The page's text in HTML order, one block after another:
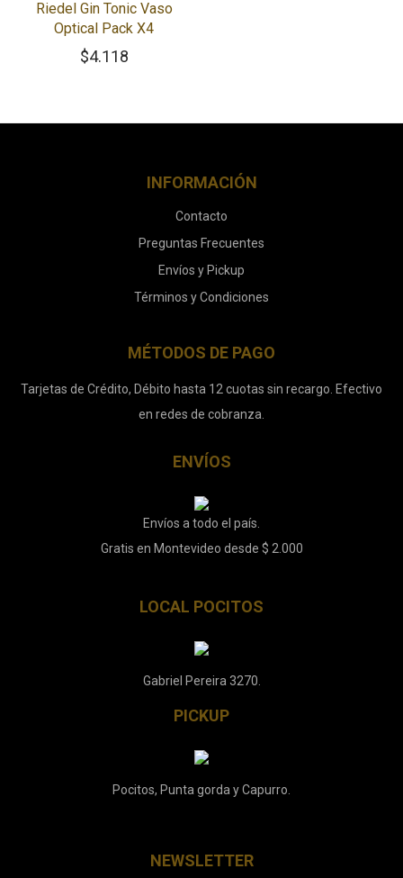
Riedel Gin Tonic Vaso
Optical Pack X4
$4.118
INFORMACIÓN
Contacto
Preguntas Frecuentes
Envíos y Pickup
Términos y Condiciones
MÉTODOS DE PAGO
Tarjetas de Crédito, Débito hasta 12 cuotas sin recargo. Efectivo
en redes de cobranza.
ENVÍOS
Envíos a todo el país.
Gratis en Montevideo desde $ 2.000
LOCAL POCITOS
Gabriel Pereira 3270.
PICKUP
Pocitos, Punta gorda y Capurro.
NEWSLETTER